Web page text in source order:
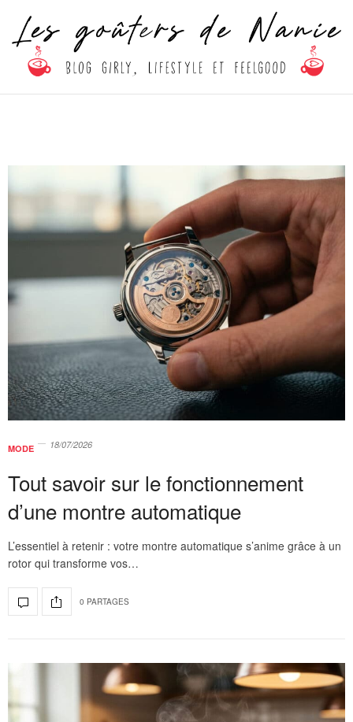
MODE 18/07/2026
Tout savoir sur le fonctionnement
d’une montre automatique
L’essentiel à retenir : votre montre automatique s’anime grâce à un
rotor qui transforme vos…
0 PARTAGES